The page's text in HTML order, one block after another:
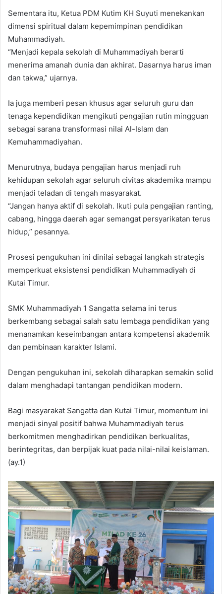
Sementara itu, Ketua PDM Kutim KH Suyuti menekankan
dimensi spiritual dalam kepemimpinan pendidikan
Muhammadiyah.
“Menjadi kepala sekolah di Muhammadiyah berarti
menerima amanah dunia dan akhirat. Dasarnya harus iman
dan takwa,” ujarnya.
Ia juga memberi pesan khusus agar seluruh guru dan
tenaga kependidikan mengikuti pengajian rutin mingguan
sebagai sarana transformasi nilai Al-Islam dan
Kemuhammadiyahan.
Menurutnya, budaya pengajian harus menjadi ruh
kehidupan sekolah agar seluruh civitas akademika mampu
menjadi teladan di tengah masyarakat.
“Jangan hanya aktif di sekolah. Ikuti pula pengajian ranting,
cabang, hingga daerah agar semangat persyarikatan terus
hidup,” pesannya.
Prosesi pengukuhan ini dinilai sebagai langkah strategis
memperkuat eksistensi pendidikan Muhammadiyah di
Kutai Timur.
SMK Muhammadiyah 1 Sangatta selama ini terus
berkembang sebagai salah satu lembaga pendidikan yang
menanamkan keseimbangan antara kompetensi akademik
dan pembinaan karakter Islami.
Dengan pengukuhan ini, sekolah diharapkan semakin solid
dalam menghadapi tantangan pendidikan modern.
Bagi masyarakat Sangatta dan Kutai Timur, momentum ini
menjadi sinyal positif bahwa Muhammadiyah terus
berkomitmen menghadirkan pendidikan berkualitas,
berintegritas, dan berpijak kuat pada nilai-nilai keislaman.
(ay.1)